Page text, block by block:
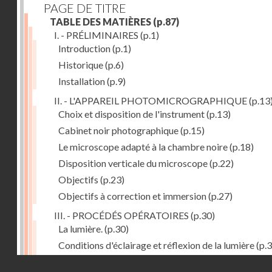
PAGE DE TITRE
TABLE DES MATIÈRES (p.87)
I. - PRÉLIMINAIRES (p.1)
Introduction(p.1)
Historique(p.6)
Installation(p.9)
II. - L'APPAREIL PHOTOMICROGRAPHIQUE
Choix et disposition de l'instrument(p.13)
Cabinet noir photographique(p.15)
Le microscope adapté à la chambre noire(p.18)
Disposition verticale du microscope(p.22)
Objectifs (p.23)
Objectifs à correction et immersion(p.27)
III. - PROCÉDÉS OPÉRATOIRES (p.30)
La lumière. (p.30)
Conditions d'éclairage et réflexion de la lumière